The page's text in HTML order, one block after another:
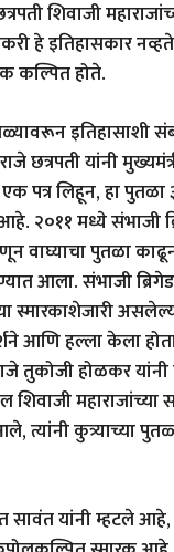
शिवाजी
हे इतिहासकार
कल्पित होते.
इतिहासाशी
छत्रपती यांनी
एक पत्र लिहून, हा पुतळा
२०११ मध्ये संभाजी
वाघ्याचा पुतळा
आला. संभाजी
स्मारकाशेजारी
आणि हल्ला केला
तुकोजी होळकर
शिवाजी
त्यांनी कुत्र्याच्या
सावंत यांनी म्हटले आहे,